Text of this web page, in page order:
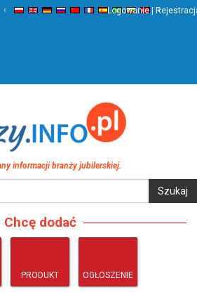
‹ ›
Logowanie |
informacji branży jubilerskiej.
Chcę dodać
PRODUKT OGŁOSZENIE